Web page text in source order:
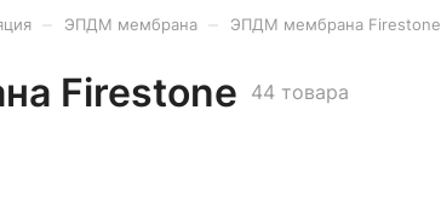
ЭПДМ мембрана ЭПДМ мембрана Firestone
Firestone 44 товара